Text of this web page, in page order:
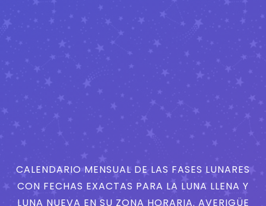
CALENDARIO MENSUAL DE LAS FASES LUNARES
CON FECHAS EXACTAS PARA LA LUNA LLENA Y
LUNA NUEVA EN SU ZONA HORARIA. AVERIGÜE